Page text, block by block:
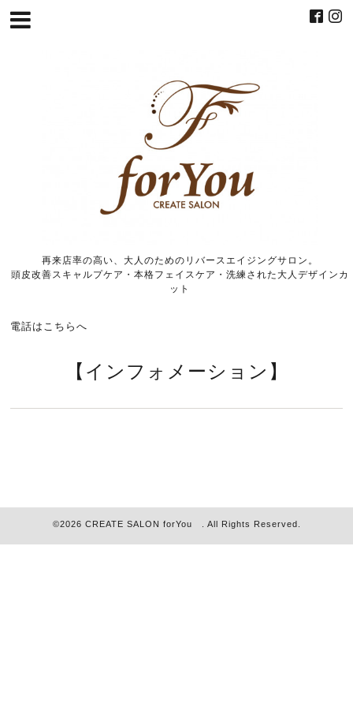
再来店率の高い、大人のためのリバースエイジングサロン。
頭皮改善スキャルプケア・本格フェイスケア・洗練された大人デザインカ
ット
電話はこちらへ
【インフォメーション】
©2026 CREATE SALON forYou . All Rights Reserved.